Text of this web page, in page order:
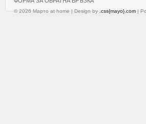
© 2026 Марто at home | Design by.css{mayo}.com|